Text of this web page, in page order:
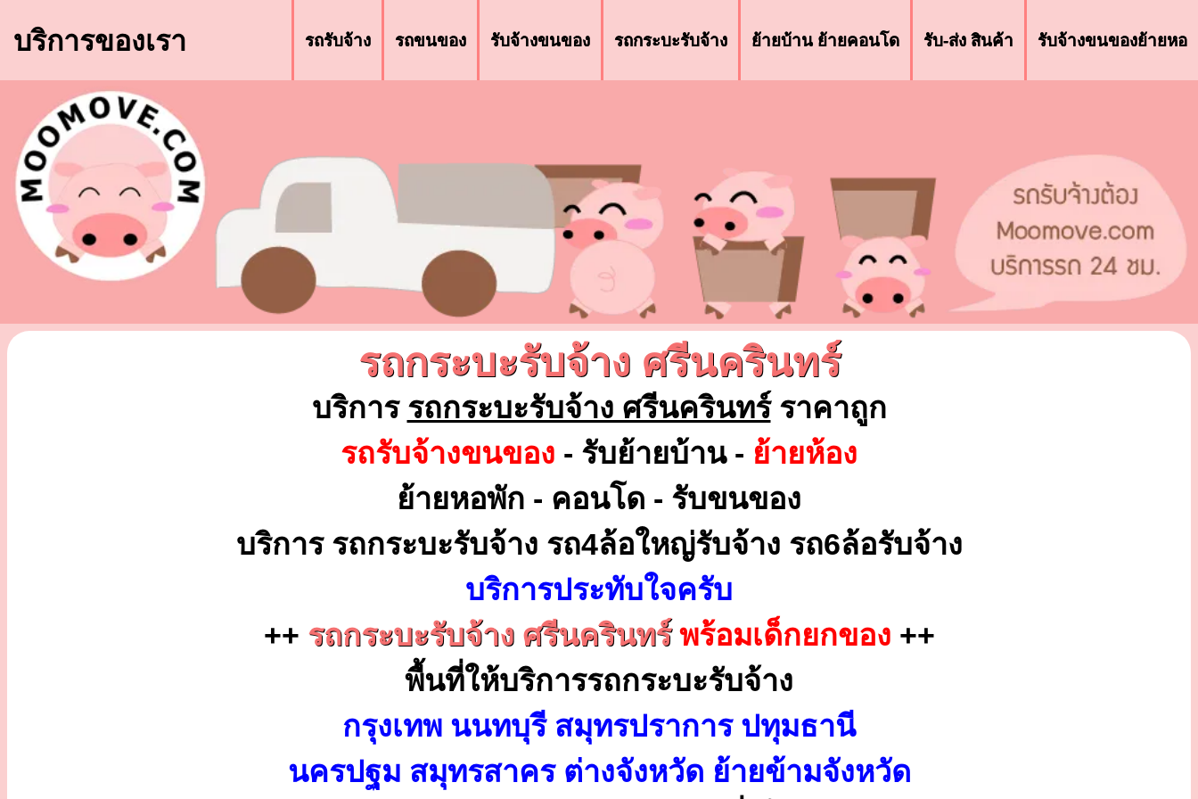
บริการของเรา รถรับจ้าง รถขนของ รับจ้างขนของ รถกระบะรับจ้าง ย้ายบ้าน ย้ายคอนโด รับ-ส่ง สินค้า รับจ้างขนของย้ายหอ
รถกระบะรับจ้าง ศรีนครินทร์
บริการ รถกระบะรับจ้าง ศรีนครินทร์ราคาถูก
รถรับจ้างขนของ - รับย้ายบ้าน - ย้ายห้อง
ย้ายหอพัก - คอนโด - รับขนของ
บริการ รถกระบะรับจ้าง รถ4ล้อใหญ่รับจ้าง รถ6ล้อรับจ้าง
บริการประทับใจครับ
++ รถกระบะรับจ้าง ศรีนครินทร์พร้อมเด็กยกของ ++
พื้นที่ให้บริการรถกระบะรับจ้าง
กรุงเทพ นนทบุรี สมุทรปราการ ปทุมธานี
นครปฐม สมุทรสาคร ต่างจังหวัด ย้ายข้ามจังหวัด